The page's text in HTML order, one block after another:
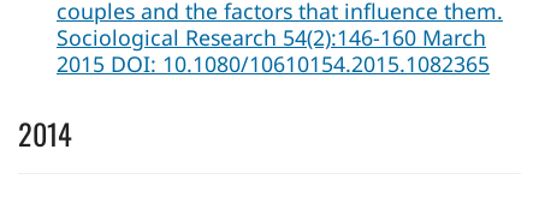
couples and the factors that influence them.
Sociological Research 54(2):146-160 March
2015 DOI: 10.1080/10610154.2015.1082365
2014